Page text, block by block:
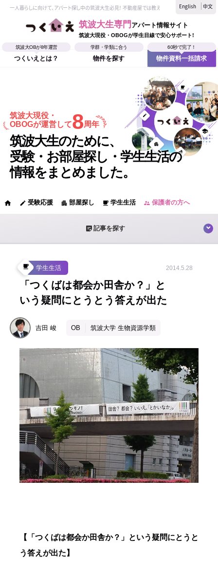
一人暮らしに向けて、アパート探し中の筑波大生必見！ 不動産屋では教えてくれない、筑波大生なら
English 中文
筑波大生専門 アパート情報サイト
筑波大現役・OBOGが学生目線で安心サポート!
筑波大OBが8年運営
つくいえとは？
学群・学類に合う
物件を探す
60秒で完了！
物件資料一括請求
筑波大現役・
OBOGが運営して8周年
筑波大生のために、
受験・お部屋探し・学生生活の
情報をまとめました。
home edit 受験応援 apartment 部屋探し local_cafe 学生生活 supervisor_account 保護者の方へ
sticky_note_2 記事を探す
local_cafe 学生生活 2014.5.28
「つくばは都会か田舎か？」と
いう疑問にとうとう答えが出た
吉田 峻 OB 筑波大学 生物資源学類
【「つくばは都会か田舎か？」という疑問にとうと
う答えが出た】